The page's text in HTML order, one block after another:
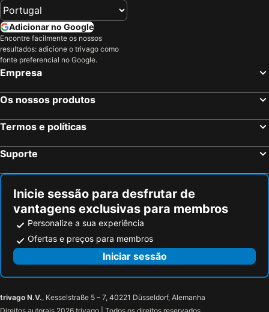
Ilonse, bed and breakfasts
Saint-Paul-de-Vence, bed and breakfasts
Vence, bed and breakfasts
La Colle-sur-Loup, bed and breakfasts
Rocchetta Nervina, bed and breakfasts
Beausoleil, bed and breakfasts
Castellaro, bed and breakfasts
Roquebrune-Cap-Martin, bed and breakfasts
Vallebona, bed and breakfasts
Valdieri, bed and breakfasts
Lucinasco, bed and breakfasts
Adicionar no Google
Encontre facilmente os nossos
resultados: adicione o trivago como
fonte preferencial no Google.
Empresa
Os nossos produtos
Termos e políticas
Suporte
Inicie sessão para desfrutar de
vantagens exclusivas para membros
Personalize a sua experiência
Ofertas e preços para membros
Iniciar sessão
trivago N.V., Kesselstraße 5 – 7, 40221 Düsseldorf, Alemanha